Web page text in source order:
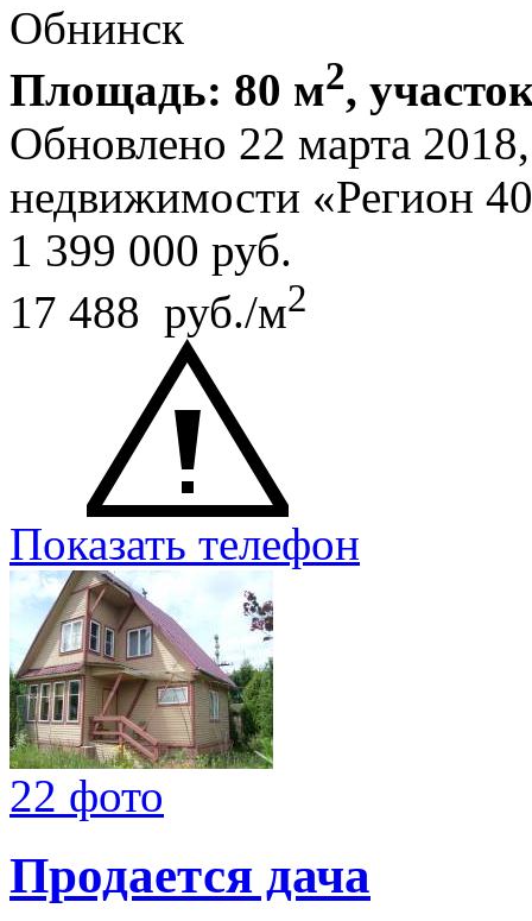
Обнинск
Площадь: 80 м2,
Обновлено 22 марта
недвижимости «Регион
1 399 000 руб.
17 488 руб./м2
Показать телефон
22 фото
Продается дача